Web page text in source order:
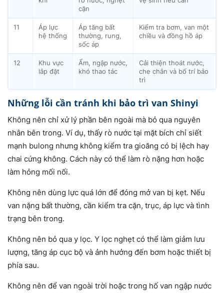
cặn
11
Áp lực
hệ thống
Áp tăng bất
thường, rung,
sốc áp
Kiểm tra bơm, van một
chiều và đồng hồ áp
12
Khu vực
lắp đặt
Ẩm, ngập nước,
khó thao tác
Cải thiện thoát nước,
che chắn và bố trí bảo
trì
Những lỗi cần tránh khi bảo trì van Shinyi
Không nên chỉ xử lý phần bên ngoài mà bỏ qua nguyên
nhân bên trong. Ví dụ, thấy rò nước tại mặt bích chỉ siết
mạnh bulong nhưng không kiểm tra gioăng có bị lệch hay
chai cứng không. Cách này có thể làm rò nặng hơn hoặc
làm hỏng mối nối.
Không nên dùng lực quá lớn để đóng mở van bị kẹt. Nếu
van nặng bất thường, cần kiểm tra cặn, trục, áp lực và tình
trạng bên trong.
Không nên bỏ qua y lọc. Y lọc nghẹt có thể làm giảm lưu
lượng, tăng áp cục bộ và ảnh hưởng đến bơm hoặc thiết bị
phía sau.
Không nên để van ngoài trời hoặc trong hố van ngập nước